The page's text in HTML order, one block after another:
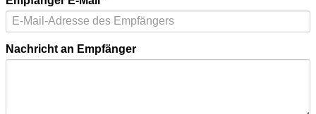
Nachricht an Empfänger